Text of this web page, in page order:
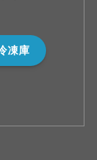
凍庫